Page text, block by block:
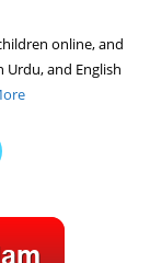
online, and
Urdu, and English
Opens
new
tab